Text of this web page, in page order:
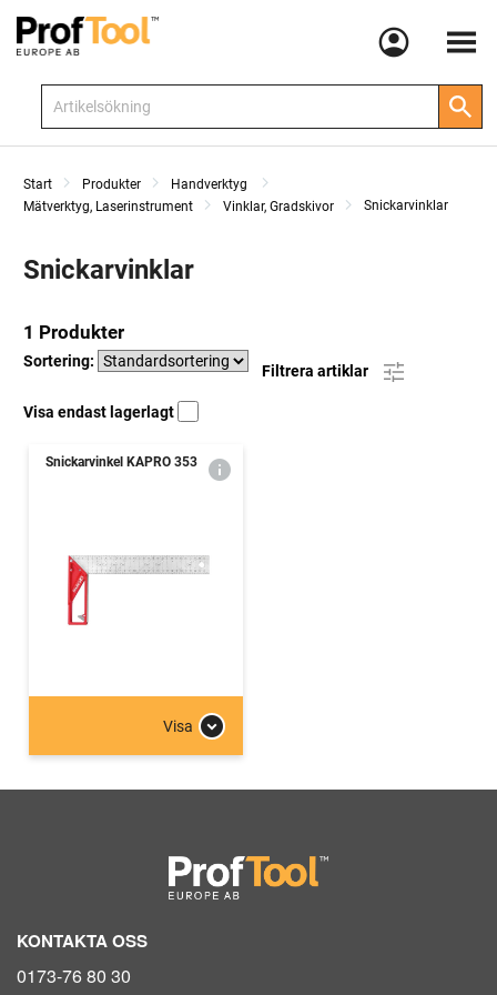
Meny
Start Produkter
Handverktyg
Mätverktyg, Laserinstrument
Vinklar, Gradskivor Snickarvinklar
Snickarvinklar
1 Produkter
Sortering:
Filtrera artiklar
Visa endast lagerlagt
Snickarvinkel KAPRO 353
Visa
KONTAKTA OSS
0173-76 80 30